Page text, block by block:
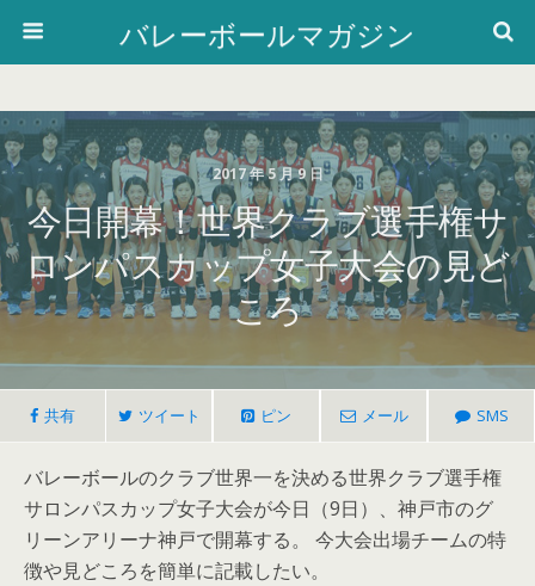
バレーボールマガジン
2017 年 5 月 9 日
今日開幕！世界クラブ選手権サ
ロンパスカップ女子大会の見ど
ころ
共有 ツイート ピン メール SMS
バレーボールのクラブ世界一を決める世界クラブ選手権
サロンパスカップ女子大会が今日（9日）、神戸市のグ
リーンアリーナ神戸で開幕する。 今大会出場チームの特
徴や見どころを簡単に記載したい。